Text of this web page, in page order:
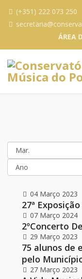
(+351) 222 073 250
ÁREA
04 Março 2023
27ª
07 Março 2024
2ºConcerto
29 Março 2023
75 alunos de
pelo
27 Março 2023